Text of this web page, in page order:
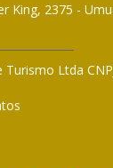
King, 2375 -
Turismo Ltda